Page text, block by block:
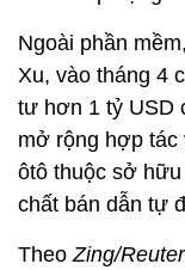
Ngoài phần
Xu, vào tháng 4
tư hơn 1 tỷ USD
mở rộng hợp tác
ôtô thuộc sở
chất bán dẫn tự
Theo Zing/